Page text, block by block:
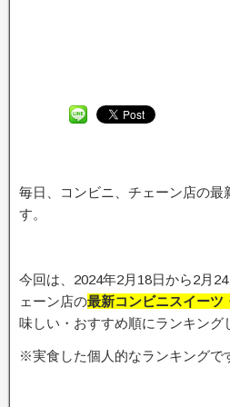
毎日、コンビニ、チェーン店の最
す。
今回は、2024年2月18日から2月
ェーン店の最新コンビニスイーツ
味しい・おすすめ順にランキング
※実食した個人的なランキングで